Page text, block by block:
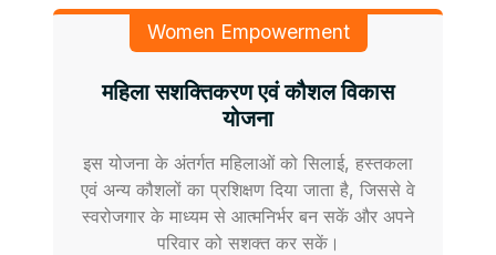
Women Empowerment
महिला सशक्तिकरण एवं कौशल विकास
योजना
इस योजना के अंतर्गत महिलाओं को सिलाई, हस्तकला
एवं अन्य कौशलों का प्रशिक्षण दिया जाता है, जिससे वे
स्वरोजगार के माध्यम से आत्मनिर्भर बन सकें और अपने
परिवार को सशक्त कर सकें।